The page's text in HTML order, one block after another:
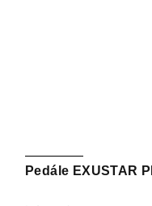
Pedále EXUSTAR